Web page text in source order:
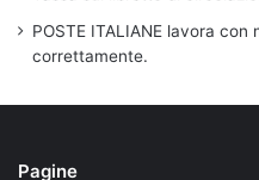
POSTE ITALIANE lavora
correttamente.
Pagine